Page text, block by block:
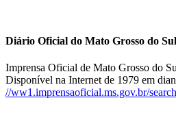
Diário Oficial do Mato Grosso do Sul
Imprensa Oficial de Mato Grosso do
Disponível na Internet de 1979 em
//ww1.imprensaoficial.ms.gov.br/